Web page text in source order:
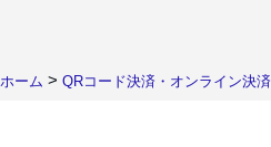
ホーム > QRコード決済・オンライン決済